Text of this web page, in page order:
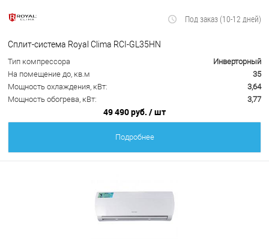
Под заказ (10-12 дней)
Сплит-система Royal Clima RCI-GL35HN
Тип компрессора
Инверторный
На помещение до, кв.м
35
Мощность охлаждения, кВт:
3,64
Мощность обогрева, кВт:
3,77
49 490 руб. / шт
Подробнее